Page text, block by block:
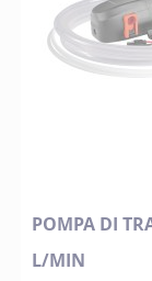
POMPA DI
L/MIN